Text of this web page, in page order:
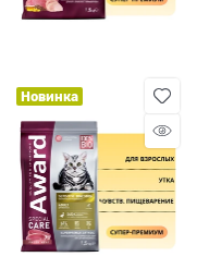
Новинка